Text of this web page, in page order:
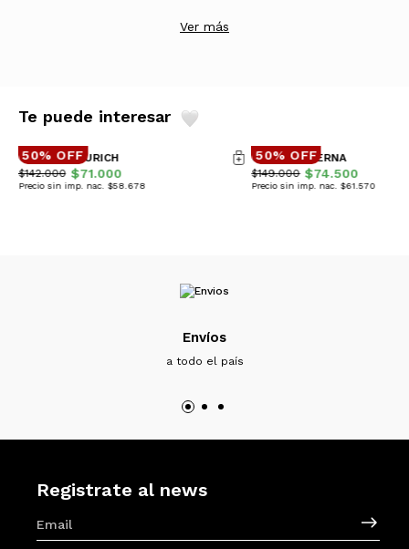
Ver más
Te puede interesar
50% OFF
CAMPERA ZURICH
$142.000 $71.000
Precio sin imp. nac. $58.678
50% OFF
CAMPERA BERNA
$149.000 $74.500
Precio sin imp. nac. $61.570
Envíos
a todo el país
Registrate al news